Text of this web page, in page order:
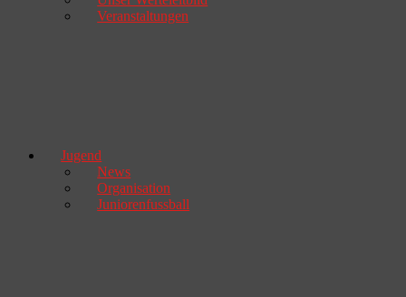
Veranstaltungen
Jugend
News
Organisation
Juniorenfussball